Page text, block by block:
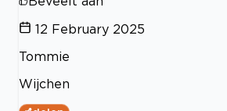
12 February 2025
Tommie
Wijchen